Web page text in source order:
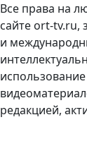
Все права на
сайте ort-tv.ru,
и
редакцией,